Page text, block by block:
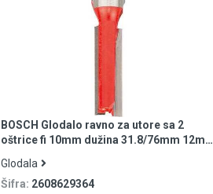
BOSCH Glodalo ravno za utore sa 2
oštrice fi 10mm dužina 31.8/76mm 12mm
Glodala
Šifra: 2608629364